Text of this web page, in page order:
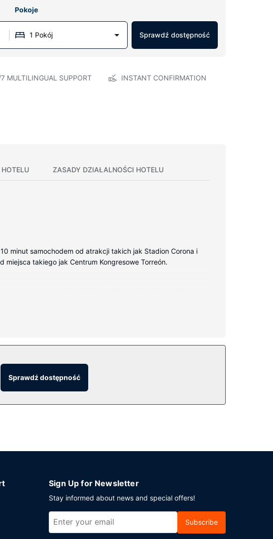
Pokoje
1 Pokój Sprawdź dostępność
MULTILINGUAL SUPPORT INSTANT CONFIRMATION
ZASADY DZIAŁALNOŚCI HOTELU
minut samochodem od atrakcji takich jak Stadion Corona i
miejsca takiego jak Centrum Kongresowe Torreón.
telefoniczne miejscowe).
godzinach). Bezpłatne śniadanie w formie bufetu jest
Sprawdź dostępność
Sign Up for Newsletter
Stay informed about news and special offers!
Subscribe